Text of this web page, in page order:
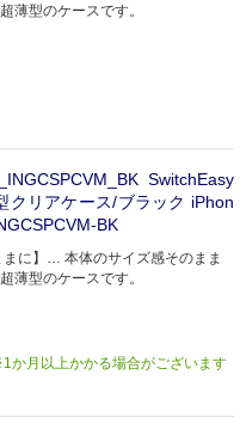
薄型のケースです。
SwitchEasy
クリアケース/ブラック iPhon
BK
まに】… 本体のサイズ感そのまま
薄型のケースです。
か月以上かかる場合がございます